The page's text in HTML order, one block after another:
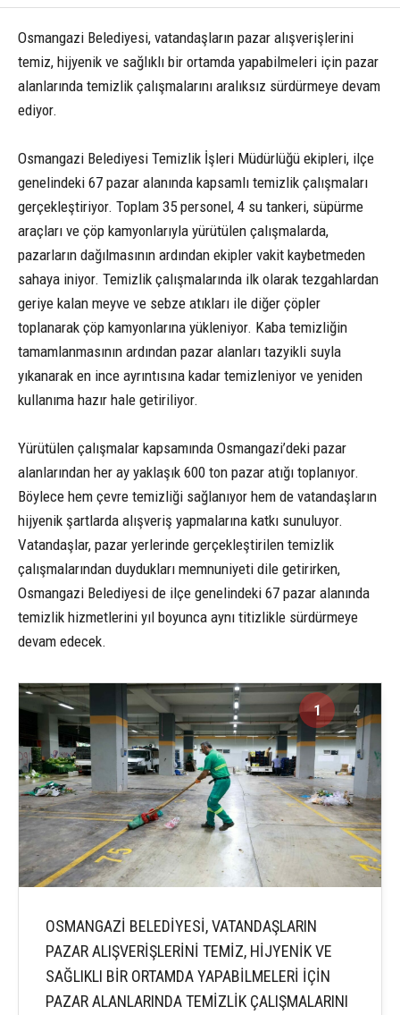
Osmangazi Belediyesi, vatandaşların pazar alışverişlerini
temiz, hijyenik ve sağlıklı bir ortamda yapabilmeleri için pazar
alanlarında temizlik çalışmalarını aralıksız sürdürmeye devam
ediyor.
Osmangazi Belediyesi Temizlik İşleri Müdürlüğü ekipleri, ilçe
genelindeki 67 pazar alanında kapsamlı temizlik çalışmaları
gerçekleştiriyor. Toplam 35 personel, 4 su tankeri, süpürme
araçları ve çöp kamyonlarıyla yürütülen çalışmalarda,
pazarların dağılmasının ardından ekipler vakit kaybetmeden
sahaya iniyor. Temizlik çalışmalarında ilk olarak tezgahlardan
geriye kalan meyve ve sebze atıkları ile diğer çöpler
toplanarak çöp kamyonlarına yükleniyor. Kaba temizliğin
tamamlanmasının ardından pazar alanları tazyikli suyla
yıkanarak en ince ayrıntısına kadar temizleniyor ve yeniden
kullanıma hazır hale getiriliyor.
Yürütülen çalışmalar kapsamında Osmangazi’deki pazar
alanlarından her ay yaklaşık 600 ton pazar atığı toplanıyor.
Böylece hem çevre temizliği sağlanıyor hem de vatandaşların
hijyenik şartlarda alışveriş yapmalarına katkı sunuluyor.
Vatandaşlar, pazar yerlerinde gerçekleştirilen temizlik
çalışmalarından duydukları memnuniyeti dile getirirken,
Osmangazi Belediyesi de ilçe genelindeki 67 pazar alanında
temizlik hizmetlerini yıl boyunca aynı titizlikle sürdürmeye
devam edecek.
1 4
OSMANGAZİ BELEDİYESİ, VATANDAŞLARIN
PAZAR ALIŞVERİŞLERİNİ TEMİZ, HİJYENİK VE
SAĞLIKLI BİR ORTAMDA YAPABİLMELERİ İÇİN
PAZAR ALANLARINDA TEMİZLİK ÇALIŞMALARINI